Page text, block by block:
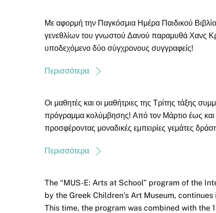
Με αφορμή την Παγκόσμια Ημέρα Παιδικού
γενεθλίων του γνωστού Δανού παραμυθά Χανς
υποδεχόμενο δύο σύγχρονους συγγραφείς!
Περισσότερα
Οι μαθητές και οι μαθήτριες της Τρίτης τάξης
πρόγραμμα κολύμβησης! Από τον Μάρτιο έως
προσφέροντας μοναδικές εμπειρίες γεμάτες
Περισσότερα
The “MUS-E: Arts at School” program of the
by the Greek Children’s Art Museum,
This time, the program was combined with the